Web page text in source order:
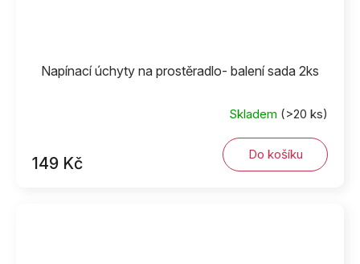
Napínací úchyty na prostěradlo- balení sada 2ks
Skladem (>20 ks)
149 Kč Do košíku